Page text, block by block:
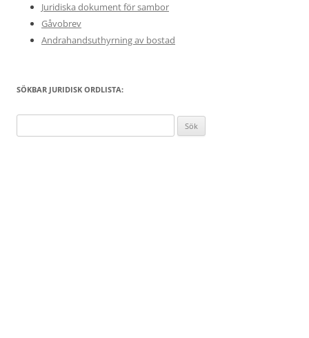
Juridiska dokument för sambor
Gåvobrev
Andrahandsuthyrning av bostad
SÖKBAR JURIDISK ORDLISTA:
efter: